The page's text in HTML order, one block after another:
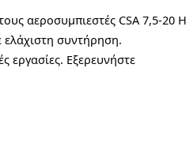
Ο ελεγκτής
αεροσυμπιεστή.
απομακρυσμένης